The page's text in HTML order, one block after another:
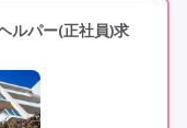
ルパー(正社員)求